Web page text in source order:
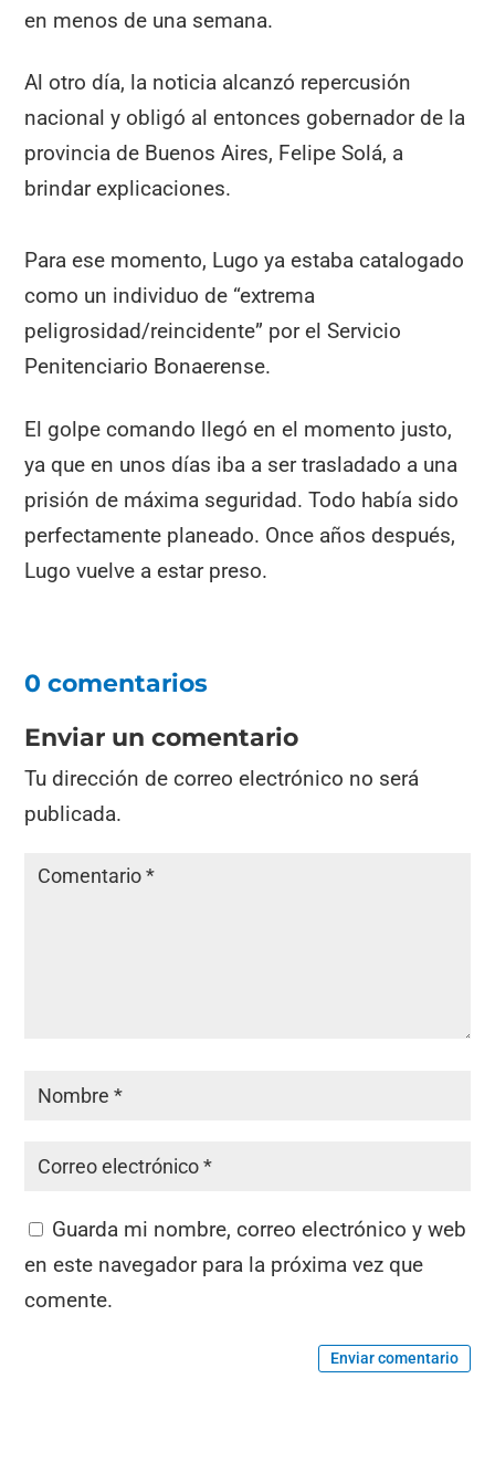
en menos de una semana.
Al otro día, la noticia alcanzó repercusión
nacional y obligó al entonces gobernador de la
provincia de Buenos Aires, Felipe Solá, a
brindar explicaciones.
Para ese momento, Lugo ya estaba catalogado
como un individuo de “extrema
peligrosidad/reincidente” por el Servicio
Penitenciario Bonaerense.
El golpe comando llegó en el momento justo,
ya que en unos días iba a ser trasladado a una
prisión de máxima seguridad. Todo había sido
perfectamente planeado. Once años después,
Lugo vuelve a estar preso.
0 comentarios
Enviar un comentario
Tu dirección de correo electrónico no será
publicada.
Guarda mi nombre, correo electrónico y web
en este navegador para la próxima vez que
comente.
Enviar comentario